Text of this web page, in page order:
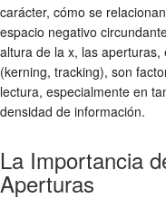
carácter, cómo se
espacio negativo
altura de la x, las
(kerning, tracking), son
lectura, especialmente en
densidad de información.
La Importancia
Aperturas